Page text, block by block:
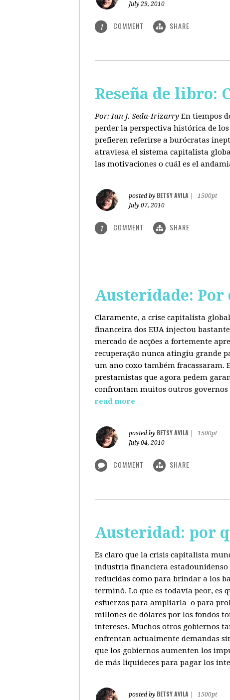
July 29, 2010
1 COMMENT SHARE
Reseña de libro:
Por: Ian J. Seda-Irizarry En tiempos
perder la perspectiva histórica de
prefieren referirse a burócratas
atraviesa el sistema capitalista
las motivaciones o cuál es el
posted by BETSY AVILA
1500pt
July 07, 2010
1 COMMENT SHARE
Austeridade: Por
Claramente, a crise capitalista
financeira dos EUA injectou
mercado de acções a fortemente
recuperação nunca atingiu grande
um ano coxo também fracassaram.
prestamistas que agora pedem
confrontam muitos outros governos
read more
posted by BETSY AVILA
1500pt
July 04, 2010
COMMENT SHARE
Austeridad: por
Es claro que la crisis capitalista
industria financiera
reducidas como para brindar a los
terminó. Lo que es todavía peor, es
esfuerzos para ampliarla o para
millones de dólares por los fondos
intereses. Muchos otros gobiernos
enfrentan actualmente demandas
que los gobiernos aumenten los
de más liquideces para pagar los
posted by BETSY AVILA
1500pt